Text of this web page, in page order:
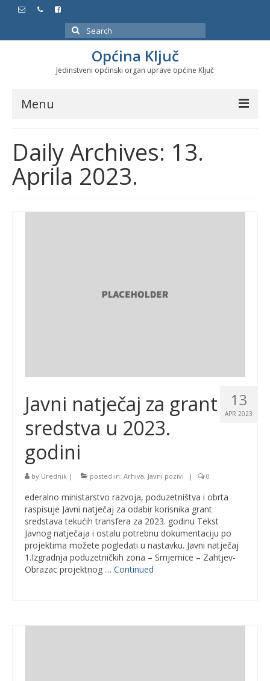
Search
for:
Općina Ključ
Jedinstveni općinski organ uprave općine Ključ
Menu
Službeni glasnici
Javne nabavke
Značajni datumi i manifestacije
Daily Archives: 13.
Aprila 2023.
13
APR 2023
Javni natječaj za grant
sredstva u 2023.
godini
by Urednik | posted in: Arhiva, Javni pozivi | 0
ederalno ministarstvo razvoja, poduzetništva i obrta
raspisuje Javni natječaj za odabir korisnika grant
sredstava tekućih transfera za 2023. godinu Tekst
Javnog natječaja i ostalu potrebnu dokumentaciju po
projektima možete pogledati u nastavku. Javni natječaj
1.Izgradnja poduzetničkih zona – Smjernice – Zahtjev-
Obrazac projektnog … Continued